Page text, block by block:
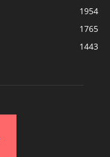
1954
1765
1443